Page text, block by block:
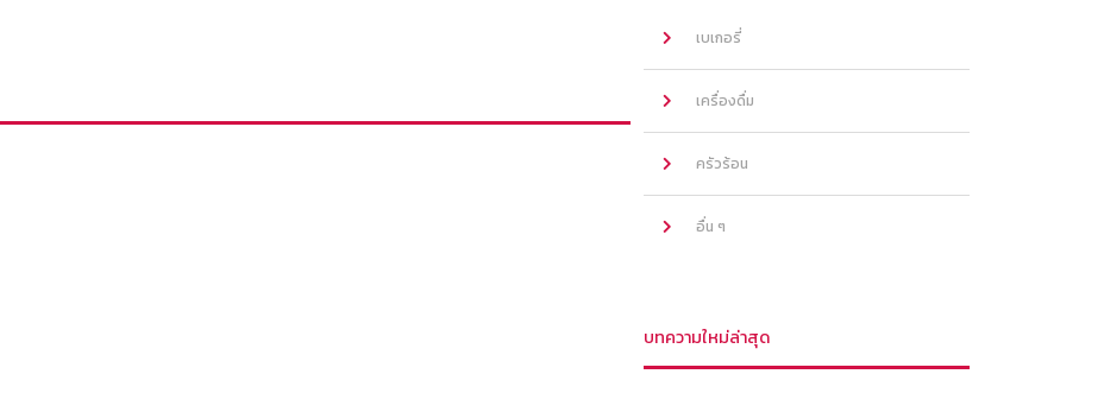
เบเกอรี่
เครื่องดื่ม
ครัวร้อน
อื่น ๆ
บทความใหม่ล่าสุด